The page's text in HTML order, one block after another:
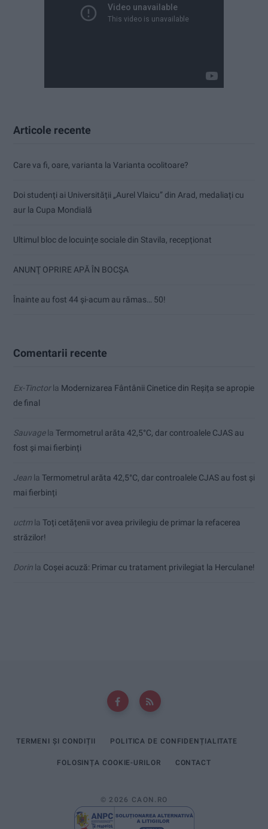
Articole recente
Care va fi, oare, varianta la Varianta ocolitoare?
Doi studenți ai Universității „Aurel Vlaicu” din Arad, medaliați cu
aur la Cupa Mondială
Ultimul bloc de locuințe sociale din Stavila, recepționat
ANUNŢ OPRIRE APĂ ÎN BOCȘA
Înainte au fost 44 și-acum au rămas… 50!
Comentarii recente
Ex-Tinctorla Modernizarea Fântânii Cinetice din Reșița se apropie
de final
Sauvagela Termometrul arăta 42,5°C, dar controalele CJAS au
fost și mai fierbinți
Jean la Termometrul arăta 42,5°C, dar controalele CJAS au fost și
mai fierbinți
uctmla Toți cetățenii vor avea privilegiu de primar la refacerea
străzilor!
Dorin la Coșei acuză: Primar cu tratament privilegiat la Herculane!
TERMENI ȘI CONDIȚII POLITICA DE CONFIDENȚIALITATE
FOLOSINȚA COOKIE-URILOR CONTACT
© 2026 CAON.RO